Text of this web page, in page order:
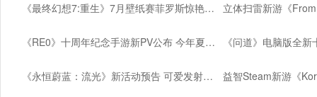
《最终幻想7:重生》7月壁纸赛菲罗斯惊艳亮相
《RE0》十周年纪念手游新PV公布 今年夏季上线
《永恒蔚蓝：流光》新活动预告 可爱发射器登场